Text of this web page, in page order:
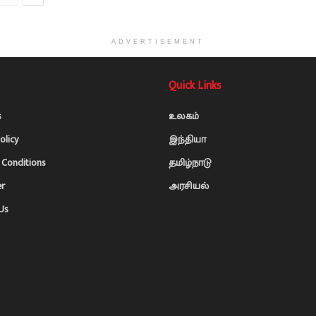
ADVERTISEMENT
Quick Links
உலகம்
இந்தியா
தமிழ்நாடு
அரசியல்